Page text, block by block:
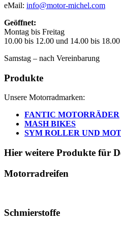
eMail: info@motor-michel.com
Geöffnet:
Montag bis Freitag
10.00 bis 12.00 und 14.00 bis
Samstag – nach Vereinbarung
Produkte
Unsere Motorradmarken:
FANTIC MOTORRÄDER
MASH BIKES
SYM ROLLER UND
Hier weitere Produkte für
Motorradreifen
Schmierstoffe